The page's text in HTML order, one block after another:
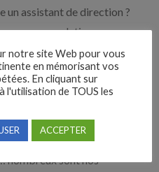
un assistant de direction ?
nos solutions pour
sur le bouton ci-dessous.
de recherches,
nombreux sont nos
notre site Web pour vous
en mémorisant vos
En cliquant sur
l'utilisation de TOUS les
ACCEPTER